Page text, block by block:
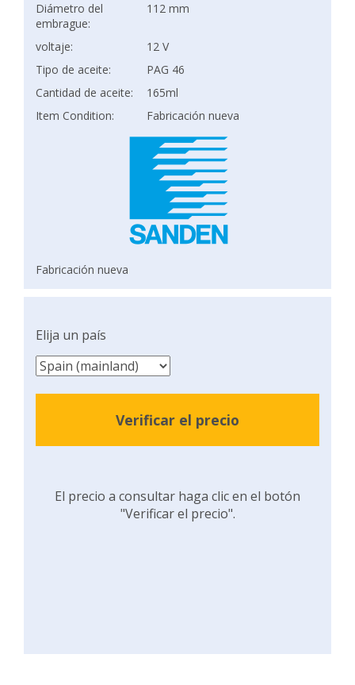
Diámetro del
embrague:
112 mm
voltaje:
12 V
Tipo de aceite:
PAG 46
Cantidad de aceite:
165ml
Item Condition:
Fabricación nueva
Fabricación nueva
Elija un país
Verificar el precio
El precio a consultar haga clic en el botón
"Verificar el precio".